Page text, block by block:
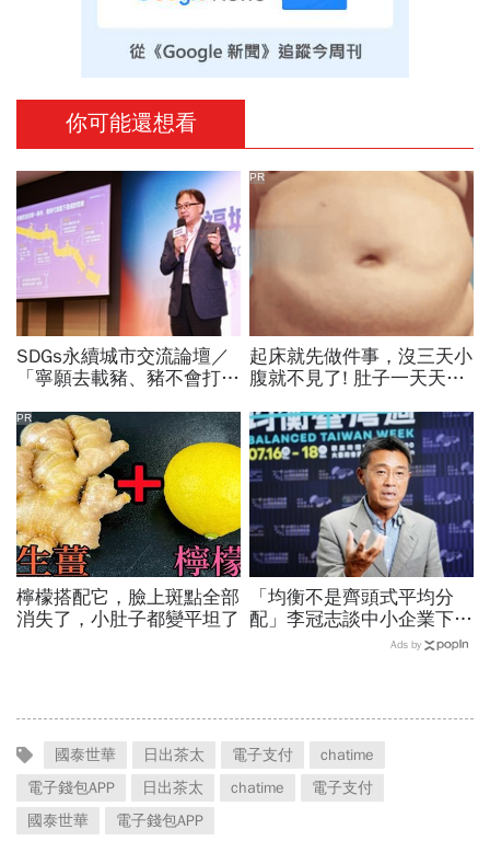
你可能還想看
SDGs永續城市交流論壇／
「寧願去載豬、豬不會打
桃園市4大倡議，重構公共
運輸DNA
起床就先做件事，沒三天小
腹就不見了! 肚子一天天變
PR
檸檬搭配它，臉上斑點全部
消失了，小肚子都變平坦了
PR
「均衡不是齊頭式平均分
配」李冠志談中小企業下一
階段競爭力：從生存走向創
Ads by
國泰世華 日出茶太 電子支付
chatime
電子錢包APP
日出茶太 chatime
電子支付
國泰世華
電子錢包APP